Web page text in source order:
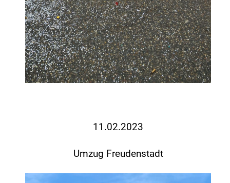
11.02.2023
Umzug Freudenstadt